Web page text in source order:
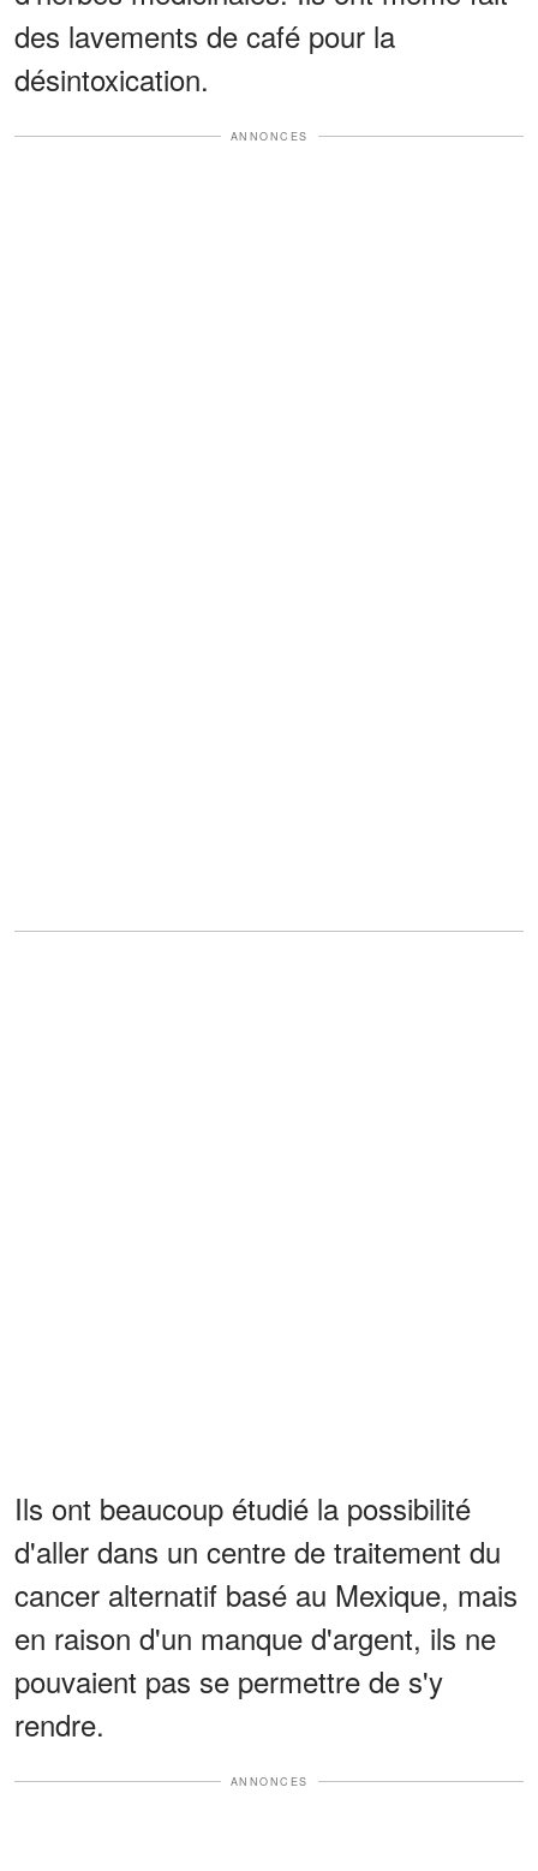
des lavements de café pour la
désintoxication.
ANNONCES
Ils ont beaucoup étudié la possibilité
d'aller dans un centre de traitement du
cancer alternatif basé au Mexique, mais
en raison d'un manque d'argent, ils ne
pouvaient pas se permettre de s'y
rendre.
ANNONCES